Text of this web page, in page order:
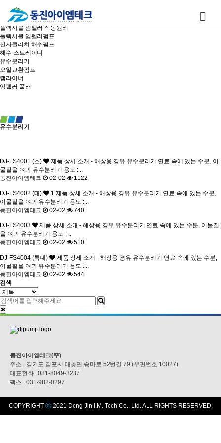
제품소개
유수분리기
플렉시블 임펠러 작동원리
플렉시블 임펠러펌프
전자클러치 해수펌프
해수 스트레이너
유수분리기
오일교환펌프
캠라이너
임펠러 풀러
유수분리기
DJ-FS4001 (소)
제품 상세 소개 - 해상용 경유 유수분리기 연료 속에 있는 수분, 이
물질을 여과 유수분리기 용도 : ..
동진아이엠테크
02-02 1122
DJ-FS4002 (대) 1 제품 상세 소개 - 해상용 경유 유수분리기 연료 속에 있는 수분,
이물질을 여과 유수분리기 용도 : ..
동진아이엠테크
02-02 740
DJ-FS4003
제품 상세 소개 - 해상용 경유 유수분리기 연료 속에 있는 수분, 이물질
을 여과 유수분리기 용도 : ..
동진아이엠테크
02-02 510
DJ-FS4004 (특대)
제품 상세 소개 - 해상용 경유 유수분리기 연료 속에 있는 수분,
이물질을 여과 유수분리기 용도 : ..
동진아이엠테크
02-02
544
검색
동진아이엠테크(주)
주소 : 경기도 김포시 대곶면 송마로 52번길 79 (우편번호 10027)
대표전화 : 031-8049-3287
팩스 : 031-982-0297
COPYRIGHT ⓒ2021 Dong Jin I.M. Tech Co., Ltd. ALL RIGHTS RESERVED.